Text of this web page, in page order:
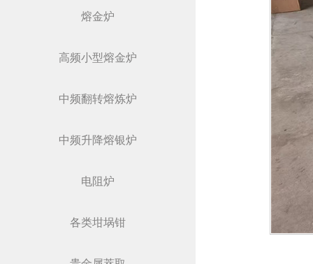
熔金炉
高频小型熔金炉
中频翻转熔炼炉
中频升降熔银炉
电阻炉
各类坩埚钳